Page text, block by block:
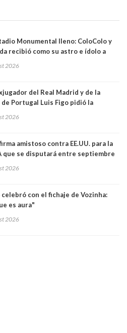
Monumental lleno: ColoColo y
recibió como su astro e ídolo a
2026
del Real Madrid y de la
Portugal Luis Figo pidió la
más bajo y cobarde que he
2026
amistoso contra EE.UU. para la
que se disputará entre septiembre
2026
celebró con el fichaje de Vozinha:
es aura"
2026